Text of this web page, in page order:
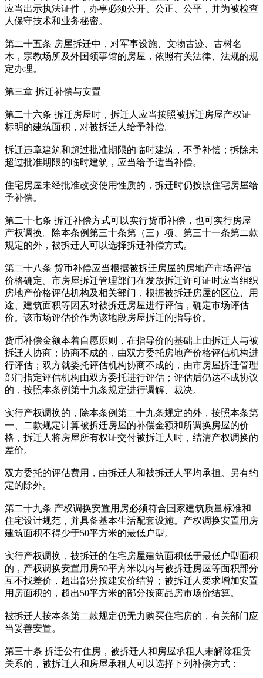
应当出示执法证件，办事必须公开、公正、公平，并为被检查
人保守技术和业务秘密。
第二十五条 房屋拆迁中，对军事设施、文物古迹、古树名
木，宗教场所及外国领事馆的房屋，依照有关法律、法规的规
定办理。
第三章 拆迁补偿与安置
第二十六条 拆迁房屋时，拆迁人应当按照被拆迁房屋产权证
标明的建筑面积，对被拆迁人给予补偿。
拆迁违章建筑和超过批准期限的临时建筑，不予补偿；拆除未
超过批准期限的临时建筑，应当给予适当补偿。
住宅房屋未经批准改变使用性质的，拆迁时仍按照住宅房屋给
予补偿。
第二十七条 拆迁补偿方式可以实行货币补偿，也可实行房屋
产权调换。除本条例第三十条第（三）项、第三十一条第二款
规定的外，被拆迁人可以选择拆迁补偿方式。
第二十八条 货币补偿应当根据被拆迁房屋的房地产市场评估
价格确定。市房屋拆迁管理部门在发放拆迁许可证时应当组织
房地产价格评估机构及相关部门，根据被拆迁房屋的区位、用
途、建筑面积等因素对被拆迁房屋进行评估，确定市场评估
价。该市场评估价作为该地段房屋拆迁的指导价。
货币补偿金额本着自愿原则，在指导价的基础上由拆迁人与被
拆迁人协商；协商不成的，由双方委托房地产价格评估机构进
行评估；双方就委托评估机构协商不成的，由市房屋拆迁管理
部门指定评估机构由双方委托进行评估；评估后仍达不成协议
的，按照本条例第十九条规定进行调解、裁决。
实行产权调换的，除本条例第二十九条规定的外，按照本条第
一、二款规定计算被拆迁房屋的补偿金额和所调换房屋的价
格，拆迁人将房屋所有权证交付被拆迁人时，结清产权调换的
差价。
双方委托的评估费用，由拆迁人和被拆迁人平均承担。另有约
定的除外。
第二十九条 产权调换安置用房必须符合国家建筑质量标准和
住宅设计规范，并具备基本生活配套设施。产权调换安置用房
建筑面积不得少于50平方米的最低户型。
实行产权调换，被拆迁的住宅房屋建筑面积低于最低户型面积
的，产权调换安置用房50平方米以内与被拆迁房屋等面积部分
互不找差价，超出部分按建安价结算；被拆迁人要求增加安置
用房面积的，超出50平方米的部分按商品房市场价结算。
被拆迁人按本条第二款规定仍无力购买住宅房的，有关部门应
当妥善安置。
第三十条 拆迁公有住房，被拆迁人和房屋承租人未解除租赁
关系的，被拆迁人和房屋承租人可以选择下列补偿方式：